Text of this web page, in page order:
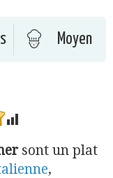
Moyen
sont un plat
,